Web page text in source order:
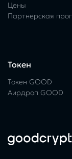
Цены
Партнерская
Токен
Токен GOOD
Аирдроп GOOD